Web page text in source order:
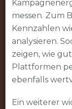
messen. Zum
Kennzahlen
analysieren.
zeigen, wie
Plattformen
ebenfalls
Ein weiterer